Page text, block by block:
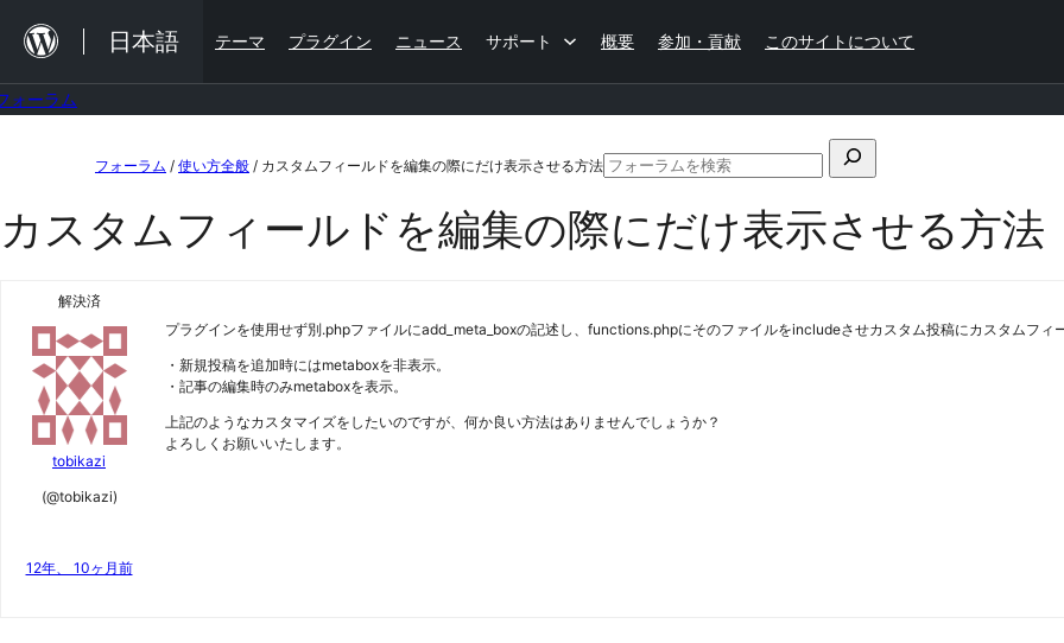
を
プ
日本語 テーマ プラグイン ニュース サポート 概要 参加・貢献 このサイトについて
ォーラム
テ
フォーラム / 使い方全般 / カスタムフィールドを編集の際にだけ表示させる方法検
対
フ
ー
ラ
索
カスタムフィールドを編集の際にだけ表示させる方法
解決済
tobikazi
(@tobikazi)
12年、 10ヶ月前
プラグインを使用せず別.phpファイルにadd_meta_boxの記述し、functions.phpにそのファイルをincludeさせカスタム投稿にカスタムフィ
・新規投稿を追加時にはmetaboxを非表示。
・記事の編集時のみmetaboxを表示。
上記のようなカスタマイズをしたいのですが、何か良い方法はありませんでしょうか？
よろしくお願いいたします。